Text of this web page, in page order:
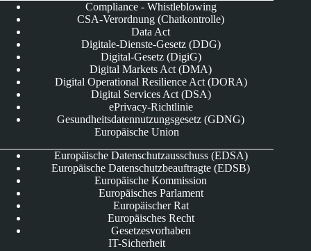
Compliance - Whistleblowing
CSA-Verordnung (Chatkontrolle)
Data Act
Digitale-Dienste-Gesetz (DDG)
Digital-Gesetz (DigiG)
Digital Markets Act (DMA)
Digital Operational Resilience Act (DORA)
Digital Services Act (DSA)
ePrivacy-Richtlinie
Gesundheitsdatennutzungsgesetz (GDNG)
Europäische Union
Europäische Datenschutzausschuss (EDSA)
Europäische Datenschutzbeauftragte (EDSB)
Europäische Kommission
Europäisches Parlament
Europäischer Rat
Europäisches Recht
Gesetzesvorhaben
IT-Sicherheit